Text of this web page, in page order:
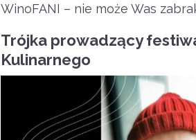
WinoFANI – nie może Was
Trójka prowadzący
Kulinarnego